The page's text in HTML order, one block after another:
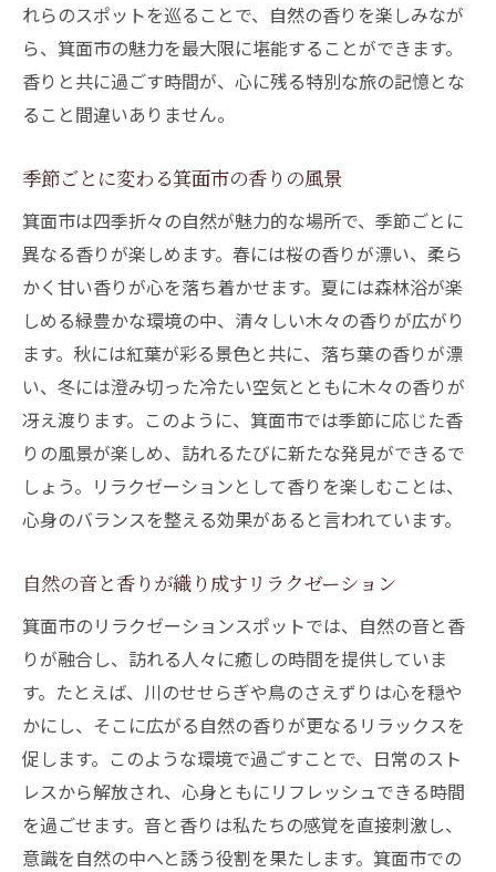
れらのスポットを巡ることで、自然の香りを楽しみなが
ら、箕面市の魅力を最大限に堪能することができます。
香りと共に過ごす時間が、心に残る特別な旅の記憶とな
ること間違いありません。
季節ごとに変わる箕面市の香りの風景
箕面市は四季折々の自然が魅力的な場所で、季節ごとに
異なる香りが楽しめます。春には桜の香りが漂い、柔ら
かく甘い香りが心を落ち着かせます。夏には森林浴が楽
しめる緑豊かな環境の中、清々しい木々の香りが広がり
ます。秋には紅葉が彩る景色と共に、落ち葉の香りが漂
い、冬には澄み切った冷たい空気とともに木々の香りが
冴え渡ります。このように、箕面市では季節に応じた香
りの風景が楽しめ、訪れるたびに新たな発見ができるで
しょう。リラクゼーションとして香りを楽しむことは、
心身のバランスを整える効果があると言われています。
自然の音と香りが織り成すリラクゼーション
箕面市のリラクゼーションスポットでは、自然の音と香
りが融合し、訪れる人々に癒しの時間を提供していま
す。たとえば、川のせせらぎや鳥のさえずりは心を穏や
かにし、そこに広がる自然の香りが更なるリラックスを
促します。このような環境で過ごすことで、日常のスト
レスから解放され、心身ともにリフレッシュできる時間
を過ごせます。音と香りは私たちの感覚を直接刺激し、
意識を自然の中へと誘う役割を果たします。箕面市での